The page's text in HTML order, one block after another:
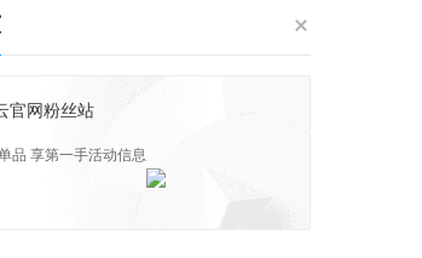
官网粉丝站
品 享第一手活动信息